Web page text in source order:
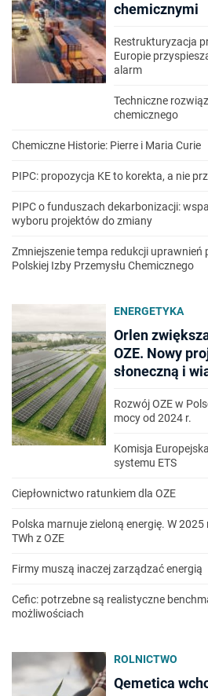
chemicznymi
Restrukturyzacja
Europie
alarm
Techniczne
chemicznego
Chemiczne Historie: Pierre i Maria Curie
PIPC: propozycja KE to korekta, a nie
PIPC o funduszach dekarbonizacji:
wyboru projektów do zmiany
Zmniejszenie tempa redukcji uprawnień
Polskiej Izby Przemysłu Chemicznego
ENERGETYKA
Orlen
OZE. Nowy
słoneczną i
Rozwój OZE w
mocy od 2024 r.
Komisja
systemu ETS
Ciepłownictwo ratunkiem dla OZE
Polska marnuje zieloną energię. W
TWh z OZE
Firmy muszą inaczej zarządzać energią
Cefic: potrzebne są realistyczne
możliwościach
ROLNICTWO
Qemetica